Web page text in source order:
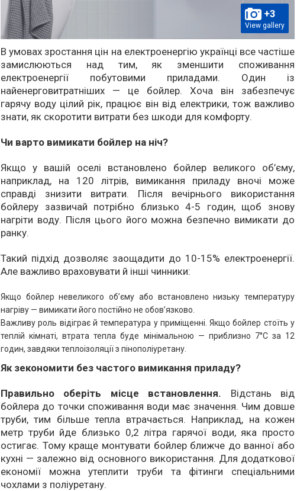
+3
View gallery
В умовах зростання цін на електроенергію українці все частіше
замислюються над тим, як зменшити споживання
електроенергії побутовими приладами. Один із
найенерговитратніших — це бойлер. Хоча він забезпечує
гарячу воду цілий рік, працює він від електрики, тож важливо
знати, як скоротити витрати без шкоди для комфорту.
Чи варто вимикати бойлер на ніч?
Якщо у вашій оселі встановлено бойлер великого об’єму,
наприклад, на 120 літрів, вимикання приладу вночі може
справді знизити витрати. Після вечірнього використання
бойлеру зазвичай потрібно близько 4-5 годин, щоб знову
нагріти воду. Після цього його можна безпечно вимикати до
ранку.
Такий підхід дозволяє заощадити до 10-15% електроенергії.
Але важливо враховувати й інші чинники:
Якщо бойлер невеликого об’єму або встановлено низьку температуру
нагріву — вимикати його постійно не обов’язково.
Важливу роль відіграє й температура у приміщенні. Якщо бойлер стоїть у
теплій кімнаті, втрата тепла буде мінімальною — приблизно 7°C за 12
годин, завдяки теплоізоляції з пінополіуретану.
Як зекономити без частого вимикання приладу?
Правильно оберіть місце встановлення. Відстань від
бойлера до точки споживання води має значення. Чим довше
труби, тим більше тепла втрачається. Наприклад, на кожен
метр труби йде близько 0,2 літра гарячої води, яка просто
остигає. Тому краще монтувати бойлер ближче до ванної або
кухні — залежно від основного використання. Для додаткової
економії можна утеплити труби та фітинги спеціальними
чохлами з поліуретану.